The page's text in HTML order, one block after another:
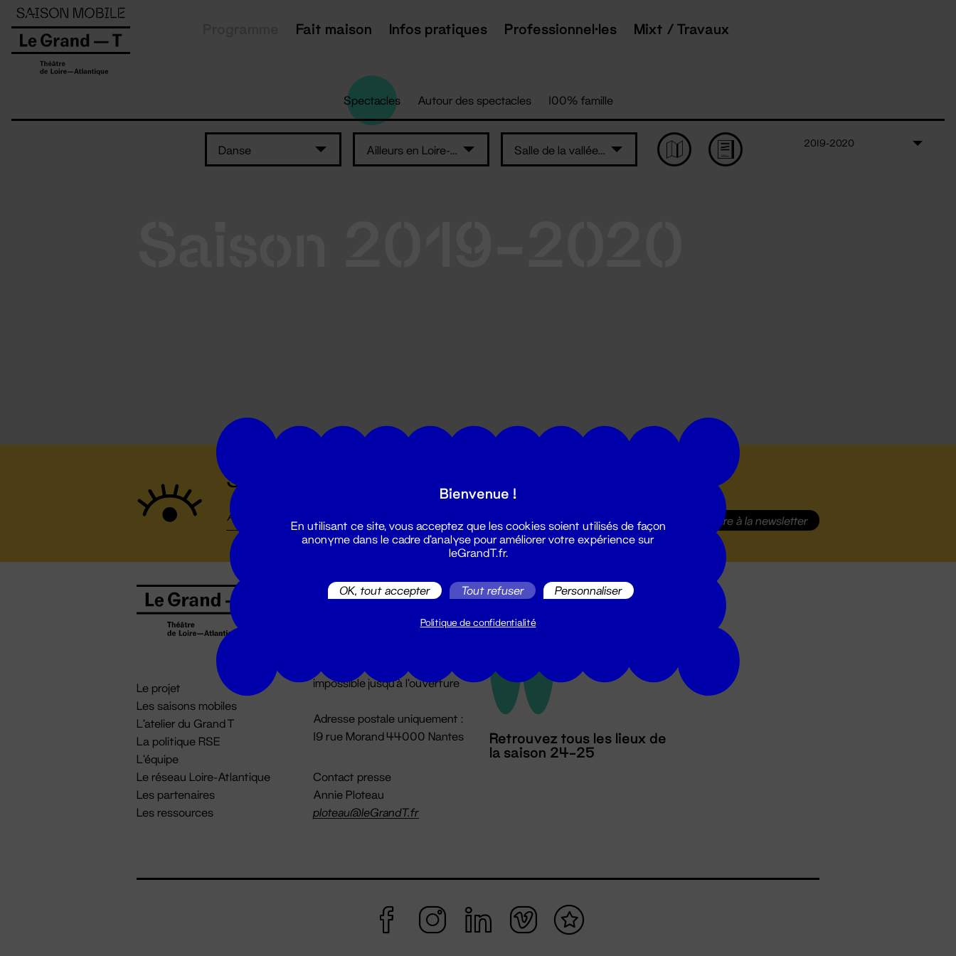
Fait maison Infos pratiques Professionnel·les Mixt / Travaux
Spectacles Autour des spectacles 100% famille
Danse Ailleurs en Loire-Atlantique Salle de la vallée de Tenu - Machecoul
2019-2020
Suivez toutes les actualités du Grand T :
S'inscrire à la newsletter
Le projet
Les saisons mobiles
L'atelier du Grand T
La politique RSE
L'équipe
Le réseau Loire-Atlantique
Les partenaires
Les ressources
Billetterie
billetterie@leGrandT.fr
impossible jusqu'à l'ouverture
Adresse postale uniquement :
19 rue Morand 44000 Nantes
Contact presse
Annie Ploteau
ploteau@leGrandT.fr
Retrouvez tous les lieux de
la saison 24-25
Panneau de gestion des cookies
Bienvenue !
En utilisant ce site, vous acceptez que les cookies soient utilisés de façon
anonyme dans le cadre d'analyse pour améliorer votre expérience sur
leGrandT.fr.
OK, tout accepter Tout refuser Personnaliser
Politique de confidentialité